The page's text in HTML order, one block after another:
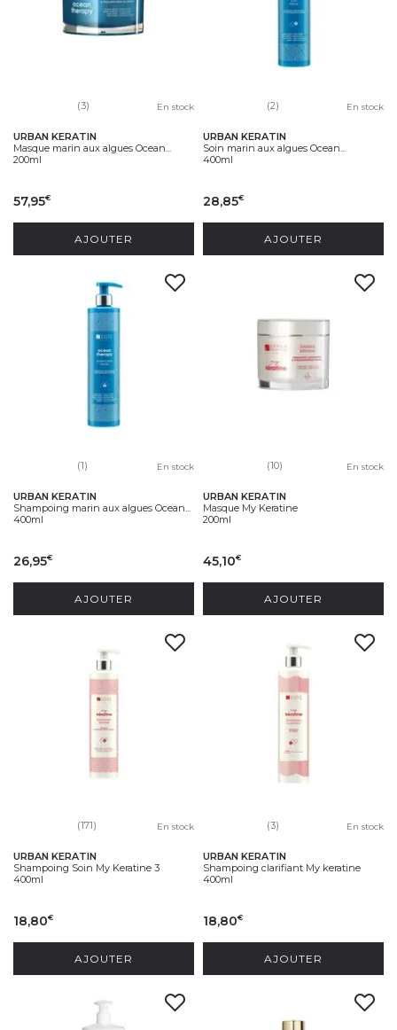
(3) En stock
URBAN KERATIN
Masque marin aux algues Ocean...
200ml
57,95€
AJOUTER
(2) En stock
URBAN KERATIN
Soin marin aux algues Ocean...
400ml
28,85€
AJOUTER
(1) En stock
URBAN KERATIN
Shampoing marin aux algues Ocean...
400ml
26,95€
AJOUTER
(10) En stock
URBAN KERATIN
Masque My Keratine
200ml
45,10€
AJOUTER
(171) En stock
URBAN KERATIN
Shampoing Soin My Keratine 3
400ml
18,80€
AJOUTER
(3) En stock
URBAN KERATIN
Shampoing clarifiant My keratine
400ml
18,80€
AJOUTER